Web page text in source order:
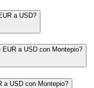
a USD?
a USD con Montepio?
a USD con Montepio?